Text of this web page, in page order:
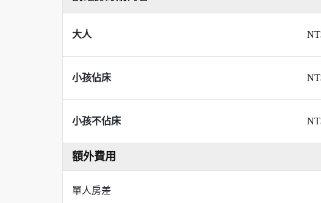
大人
小孩佔床
小孩不佔床
額外費用
單人房差